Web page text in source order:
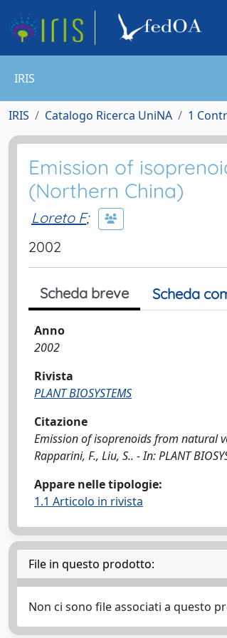
IRIS
IRIS Catalogo Ricerca UniNA 1
Emission of
(Northern China)
Loreto F;
2002
Scheda breve Scheda
Anno
2002
Rivista
PLANT BIOSYSTEMS
Citazione
Emission of isoprenoids from natural
Rapparini, F., Liu, S.. - In: PLANT
Appare nelle tipologie:
1.1 Articolo in rivista
File in questo prodotto:
Non ci sono file associati a questo